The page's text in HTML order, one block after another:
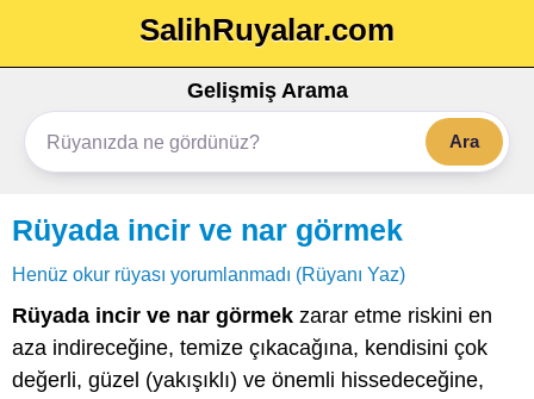
SalihRuyalar.com
Gelişmiş Arama
Ara
Rüyada incir ve nar görmek
Henüz okur rüyası yorumlanmadı (Rüyanı Yaz)
Rüyada incir ve nar görmek zarar etme riskini en
aza indireceğine, temize çıkacağına, kendisini çok
değerli, güzel (yakışıklı) ve önemli hissedeceğine,